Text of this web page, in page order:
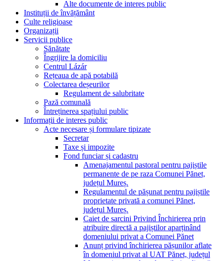
Alte documente de interes public
Instituții de învățământ
Culte religioase
Organizații
Servicii publice
Sănătate
Îngrijire la domiciliu
Centrul Lázár
Rețeaua de apă potabilă
Colectarea deșeurilor
Regulament de salubritate
Pază comunală
Întreținerea spațiului public
Informații de interes public
Acte necesare și formulare tipizate
Secretar
Taxe și impozite
Fond funciar și cadastru
Amenajamentul pastoral pentru pajiștile
permanente de pe raza Comunei Pănet,
județul Mureș.
Regulamentul de pășunat pentru pajiștile
proprietate privată a comunei Pănet,
județul Mureș.
Caiet de sarcini Privind Închirierea prin
atribuire directă a pajiștilor aparținând
domeniului privat a Comunei Pănet
Anunț privind închirierea pășunilor aflate
în domeniul privat al UAT Pănet, județul